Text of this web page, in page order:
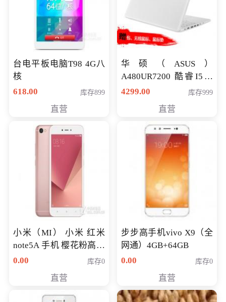
台电平板电脑T98 4G八
核
618.00
库存899
直营
华硕（ASUS）
A480UR7200 酷睿I5超
薄学生办公游戏独显笔
NV930-2G独
4299.00 库存999
直营
小米（MI） 小米 红米
note5A 手机 樱花粉高配
版 全网通(3G+32G)
0.00 库存0
直营
步步高手机vivo X9（全
网通）4GB+64GB
0.00
库存0
直营